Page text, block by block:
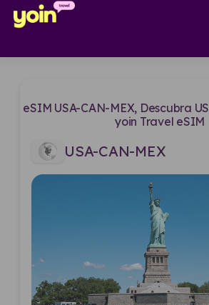
eSIM USA-CAN-MEX, Descubra
yoin Travel eSIM
USA-CAN-MEX